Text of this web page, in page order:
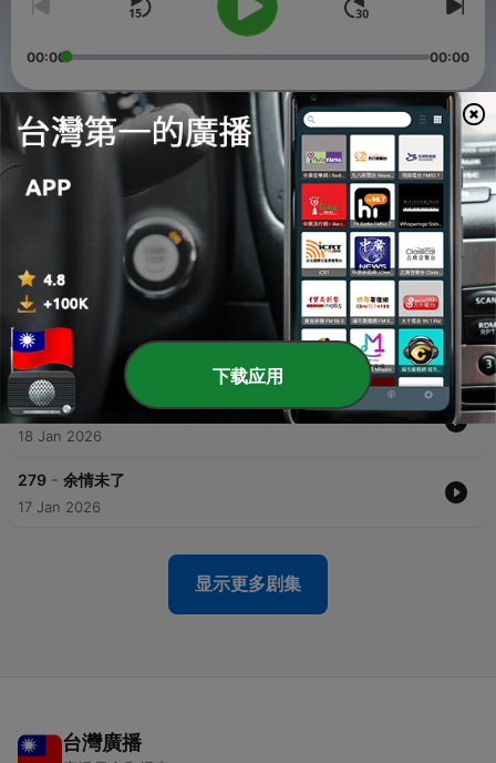
00:00 00:00
單集
283 - 缘尽
282 与你到永久
20 Jan 2026
281 - 渔舟唱晚
19 Jan 2026
280 - 鱼儿的忧
18 Jan 2026
279 - 余情未了
17 Jan 2026
显示更多剧集
台灣廣播
下载应用